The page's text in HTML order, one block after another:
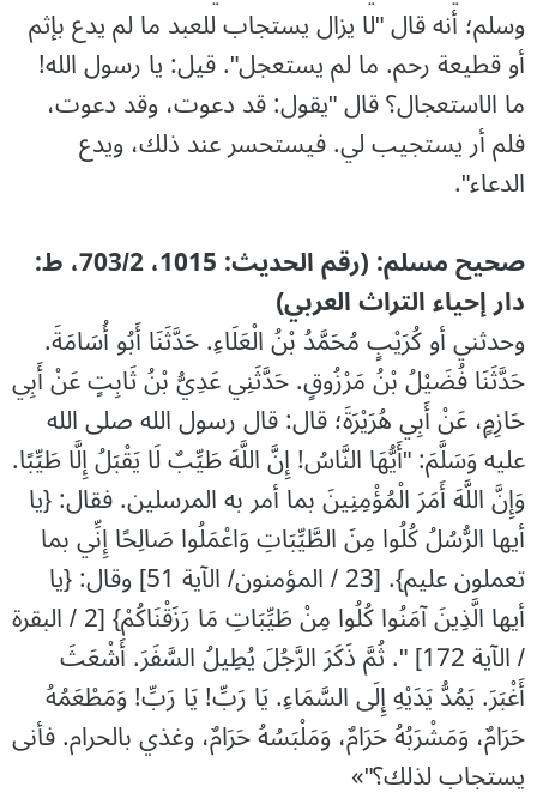
وسلم؛ أنه قال "‌لا ‌يزال ‌يستجاب للعبد ما لم يدع بإثم
أو قطيعة رحم. ما لم يستعجل". قيل: يا رسول الله!
ما الاستعجال؟ قال "يقول: قد دعوت، وقد دعوت،
فلم أر يستجيب لي. فيستحسر عند ذلك، ويدع
الدعاء".
صحيح مسلم: (رقم الحديث: 1015، 703/2، ط:
دار إحياء التراث العربي)
وحدثني أو كُرَيْبٍ مُحَمَّدُ بْنُ الْعَلَاءِ. حَدَّثَنَا أَبُو أُسَامَةَ.
حَدَّثَنَا فُضَيْلُ بْنُ مَرْزُوقٍ. حَدَّثَنِي عَدِيُّ بْنُ ثَابِتٍ عَنْ أَبِي
حَازِمٍ، عَنْ أَبِي هُرَيْرَةَ؛ قال: قال رسول الله صلى الله
عليه وَسَلَّمَ: "أَيُّهَا النَّاسُ! إِنَّ اللَّهَ ‌طَيِّبٌ لَا يَقْبَلُ إِلَّا ‌طَيِّبًا.
وَإِنَّ اللَّهَ أَمَرَ الْمُؤْمِنِينَ بما أمر به المرسلين. فقال: {يا
أيها الرُّسُلُ كُلُوا مِنَ الطَّيِّبَاتِ وَاعْمَلُوا صَالِحًا إِنِّي بما
تعملون عليم}. [23 / المؤمنون/ الآية 51] وقال: {يا
أيها الَّذِينَ آمَنُوا كُلُوا مِنْ طَيِّبَاتِ مَا رَزَقْنَاكُمْ} [2 / البقرة
/ الآية 172] ". ثُمَّ ذَكَرَ الرَّجُلَ يُطِيلُ السَّفَرَ. أَشْعَثَ
أَغْبَرَ. يَمُدُّ يَدَيْهِ إِلَى السَّمَاءِ. يَا رَبِّ! يَا رَبِّ! وَمَطْعَمُهُ
حَرَامٌ، وَمَشْرَبُهُ حَرَامٌ، وَمَلْبَسُهُ حَرَامٌ، وغذي بالحرام. فأنى
يستجاب لذلك؟"»